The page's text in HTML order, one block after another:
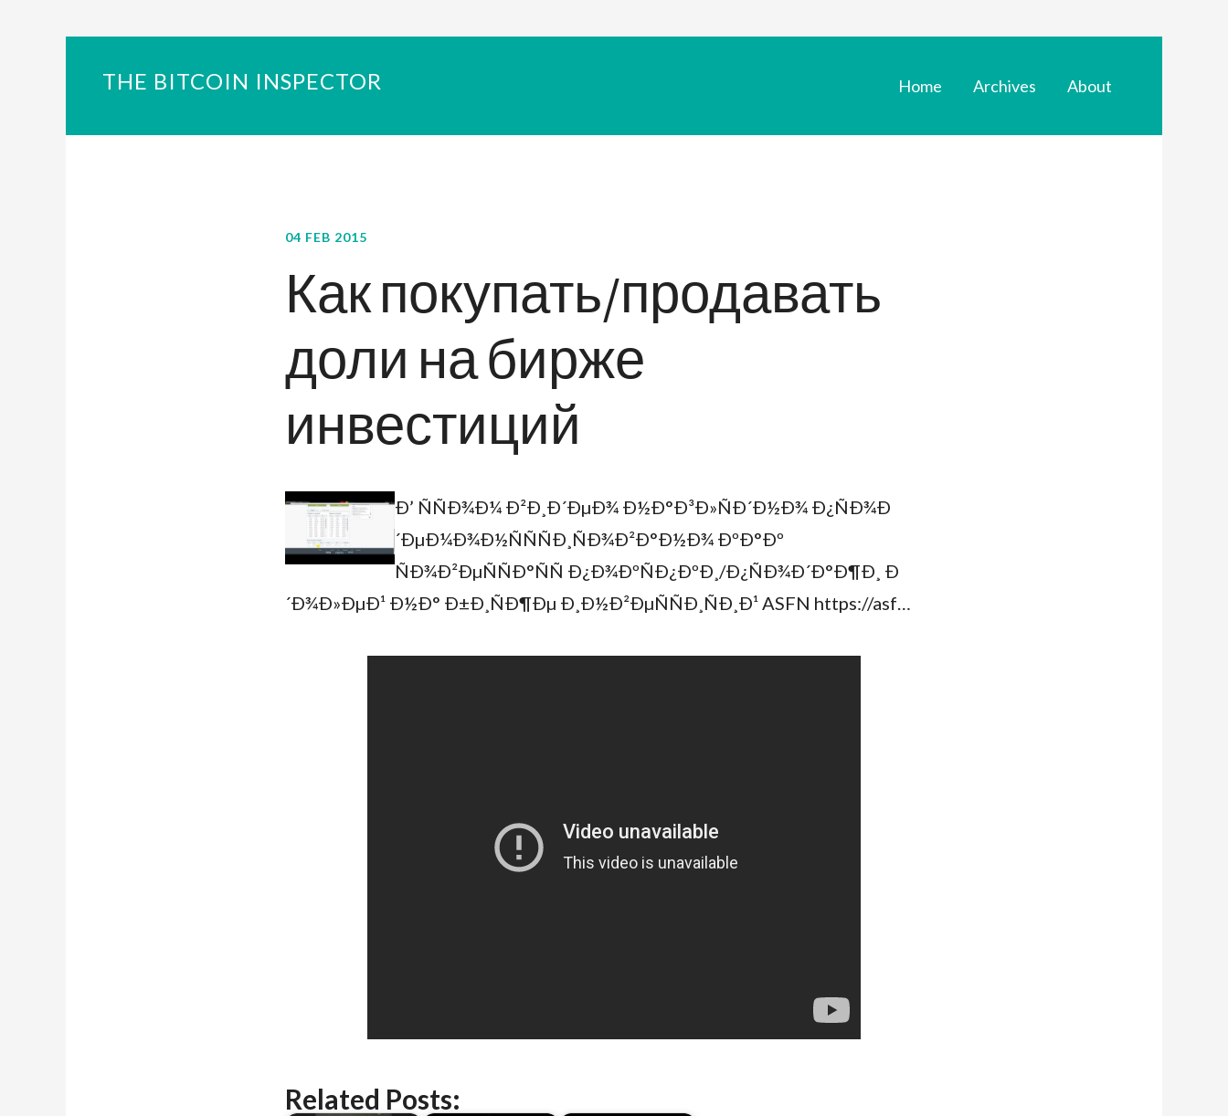
THE BITCOIN INSPECTOR Home Archives About
04 FEB 2015
Как покупать/продавать
доли на бирже
инвестиций
Ð’ ÑÑÐ¾Ð¼ Ð²Ð¸Ð´ÐµÐ¾ Ð½Ð°Ð³Ð»ÑÐ´Ð½Ð¾ Ð¿ÑÐ¾Ð
´ÐµÐ¼Ð¾Ð½ÑÑÑÐ¸ÑÐ¾Ð²Ð°Ð½Ð¾ ÐºÐ°Ðº
ÑÐ¾Ð²ÐµÑÑÐ°ÑÑ Ð¿Ð¾ÐºÑÐ¿ÐºÐ¸/Ð¿ÑÐ¾Ð´Ð°Ð¶Ð¸ Ð
´Ð¾Ð»ÐµÐ¹ Ð½Ð° Ð±Ð¸ÑÐ¶Ðµ Ð¸Ð½Ð²ÐµÑÑÐ¸ÑÐ¸Ð¹ ASFN https://asf…
Related Posts: